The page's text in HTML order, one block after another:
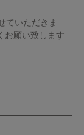
ていただきま
お願い致します